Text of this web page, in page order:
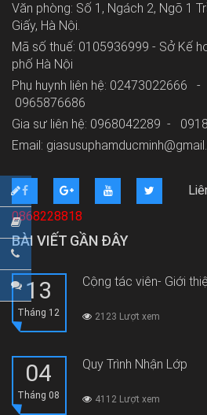
Văn phòng: Số 1, Ngách 2, Ngõ 1
Giấy, Hà Nội.
Mã số thuế: 0105936999 - Sở Kế
phố Hà Nội
Phụ huynh liên hệ: 02473022666
0965876686
Gia sư liên hệ: 0968042289 -
Email:
0868228818
BÀI VIẾT GẦN ĐÂY
13
Tháng 12
Cộng tác viên- Giới
2123 Lượt xem
04
Tháng 08
Quy Trình Nhận Lớp
4112 Lượt xem